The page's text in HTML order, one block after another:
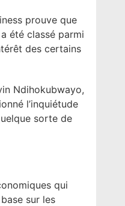
prouve que
été classé parmi
des certains
Ndihokubwayo,
l’inquiétude
sorte de
qui
sur les